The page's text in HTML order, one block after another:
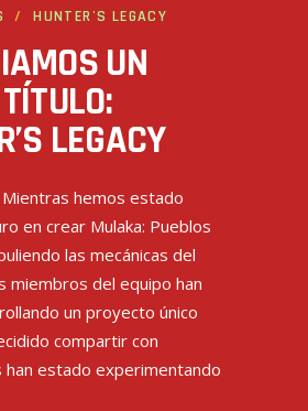
HUNTER'S LEGACY
UN
LEGACY
hemos estado
en crear Mulaka: Pueblos
las mecánicas del
miembros del equipo han
un proyecto único
compartir con
han estado experimentando